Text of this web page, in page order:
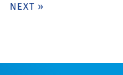
NEXT »